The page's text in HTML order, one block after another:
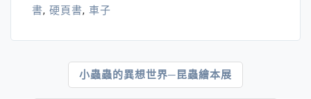
書, 硬頁書, 車子
小蟲蟲的異想世界─昆蟲繪本展